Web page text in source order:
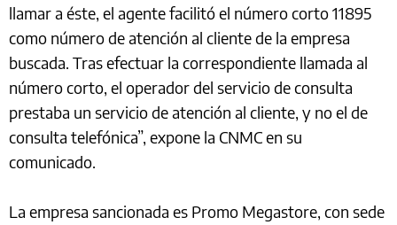
llamar a éste, el agente facilitó el número corto 11895
como número de atención al cliente de la empresa
buscada. Tras efectuar la correspondiente llamada al
número corto, el operador del servicio de consulta
prestaba un servicio de atención al cliente, y no el de
consulta telefónica”, expone la CNMC en su
comunicado.
La empresa sancionada es Promo Megastore, con sede